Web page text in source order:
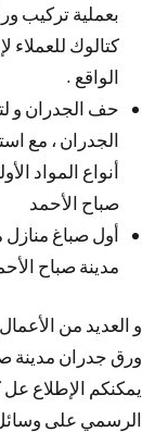
بعملية تركيب
كتالوك للعملاء
الواقع .
حف الجدران و
الجدران ، مع
أنواع المواد
صباح الأحمد
أول صباغ منازل
مدينة صباح
و العديد من
ورق جدران مدينة
يمكنكم الإطلاع عل
الرسمي على وسائل